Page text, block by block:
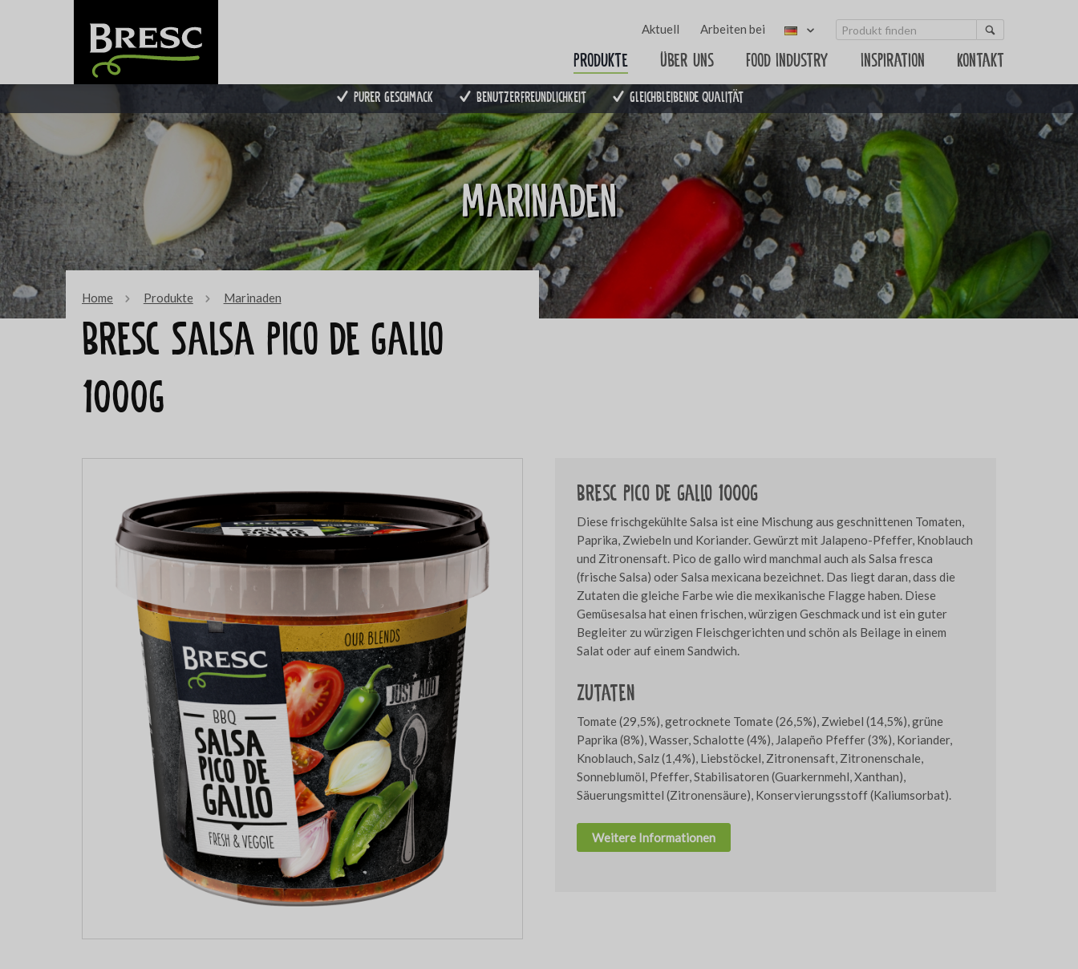
Aktuell Arbeiten bei
Produkte Über uns Food Industry Inspiration Kontakt
Purer Geschmack Benutzerfreundlichkeit Gleichbleibende Qualität
Marinaden
Home Produkte Marinaden
Bresc Salsa Pico de gallo
1000g
Bresc Pico de gallo 1000g
Diese frischgekühlte Salsa ist eine Mischung aus geschnittenen Tomaten,
Paprika, Zwiebeln und Koriander. Gewürzt mit Jalapeno-Pfeffer, Knoblauch
und Zitronensaft. Pico de gallo wird manchmal auch als Salsa fresca
(frische Salsa) oder Salsa mexicana bezeichnet. Das liegt daran, dass die
Zutaten die gleiche Farbe wie die mexikanische Flagge haben. Diese
Gemüsesalsa hat einen frischen, würzigen Geschmack und ist ein guter
Begleiter zu würzigen Fleischgerichten und schön als Beilage in einem
Salat oder auf einem Sandwich.
Zutaten
Tomate (29,5%), getrocknete Tomate (26,5%), Zwiebel (14,5%), grüne
Paprika (8%), Wasser, Schalotte (4%), Jalapeño Pfeffer (3%), Koriander,
Knoblauch, Salz (1,4%), Liebstöckel, Zitronensaft, Zitronenschale,
Sonneblumöl, Pfeffer, Stabilisatoren (Guarkernmehl, Xanthan),
Säuerungsmittel (Zitronensäure), Konservierungsstoff (Kaliumsorbat).
Weitere Informationen